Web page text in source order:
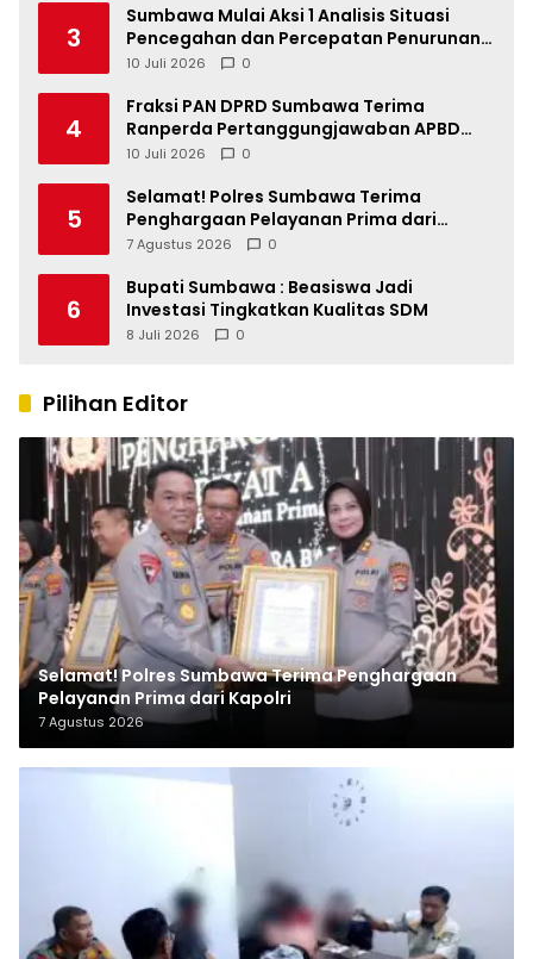
3
Sumbawa Mulai Aksi 1 Analisis Situasi
Pencegahan dan Percepatan Penurunan
Stunting Tahun 2026
10 Juli 2026 0
4
Fraksi PAN DPRD Sumbawa Terima
Ranperda Pertanggungjawaban APBD
2025, Soroti SILPA Rp201,68 Miliar dan
10 Juli 2026 0
5
Selamat! Polres Sumbawa Terima
Penghargaan Pelayanan Prima dari
Kapolri
7 Agustus 2026 0
6
Bupati Sumbawa : Beasiswa Jadi
Investasi Tingkatkan Kualitas SDM
8 Juli 2026 0
Pilihan Editor
Selamat! Polres Sumbawa Terima Penghargaan
Pelayanan Prima dari Kapolri
7 Agustus 2026